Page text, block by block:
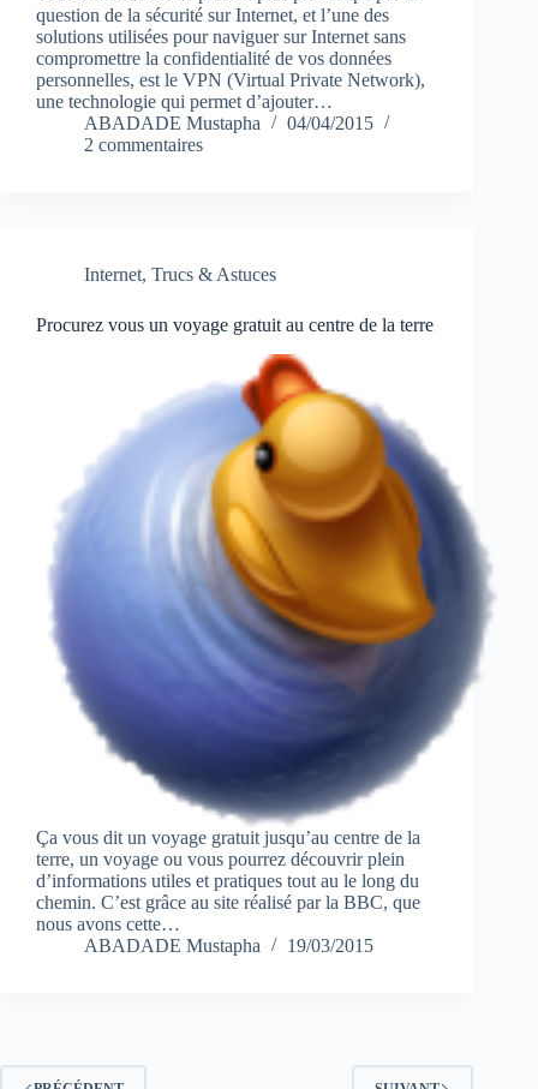
question de la sécurité sur Internet, et l’une des
solutions utilisées pour naviguer sur Internet sans
compromettre la confidentialité de vos données
personnelles, est le VPN (Virtual Private Network),
une technologie qui permet d’ajouter…
ABADADE Mustapha
04/04/2015
2 commentaires
Internet, Trucs & Astuces
Procurez vous un voyage gratuit au centre de la terre
Ça vous dit un voyage gratuit jusqu’au centre de la
terre, un voyage ou vous pourrez découvrir plein
d’informations utiles et pratiques tout au le long du
chemin. C’est grâce au site réalisé par la BBC, que
nous avons cette…
ABADADE Mustapha
19/03/2015